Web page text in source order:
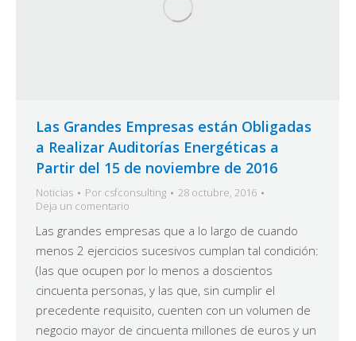
Las Grandes Empresas están Obligadas
a Realizar Auditorías Energéticas a
Partir del 15 de noviembre de 2016
Noticias Por csfconsulting
28 octubre, 2016
Deja un comentario
Las grandes empresas que a lo largo de cuando
menos 2 ejercicios sucesivos cumplan tal condición:
(las que ocupen por lo menos a doscientos
cincuenta personas, y las que, sin cumplir el
precedente requisito, cuenten con un volumen de
negocio mayor de cincuenta millones de euros y un